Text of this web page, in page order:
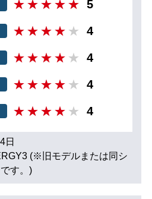
5
4
4
4
4
日
(※旧モデルまたは同シ
す。)